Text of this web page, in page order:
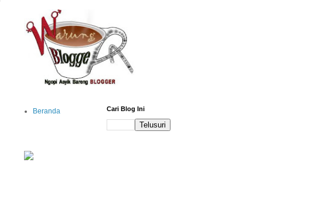
Beranda Cari Blog Ini